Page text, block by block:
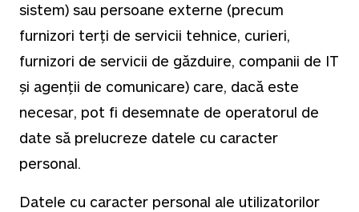
sistem) sau persoane externe (precum
furnizori terți de servicii tehnice, curieri,
furnizori de servicii de găzduire, companii de IT
și agenții de comunicare) care, dacă este
necesar, pot fi desemnate de operatorul de
date să prelucreze datele cu caracter
personal.
Datele cu caracter personal ale utilizatorilor